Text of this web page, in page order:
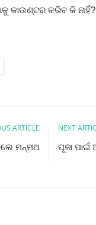
କାଉଣ୍ଟର କରିବ କି
ARTICLE
ମନ୍ମଥ
NEXT
ପୂଜା